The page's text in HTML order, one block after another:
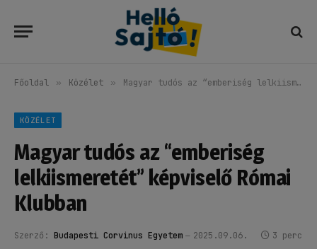
Főoldal » Közélet » Magyar tudós az “emberiség lelkiismeretét” képviselő Római Klubban
KÖZÉLET
Magyar tudós az “emberiség
lelkiismeretét” képviselő Római
Klubban
Szerző: Budapesti Corvinus Egyetem 2025.09.06. 3 perc